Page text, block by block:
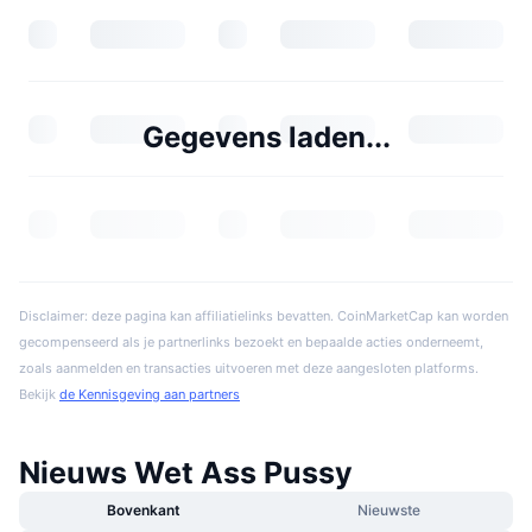
Gegevens laden...
Disclaimer: deze pagina kan affiliatielinks bevatten. CoinMarketCap kan worden
gecompenseerd als je partnerlinks bezoekt en bepaalde acties onderneemt,
zoals aanmelden en transacties uitvoeren met deze aangesloten platforms.
Bekijk de Kennisgeving aan partners
Nieuws Wet Ass Pussy
Bovenkant Nieuwste